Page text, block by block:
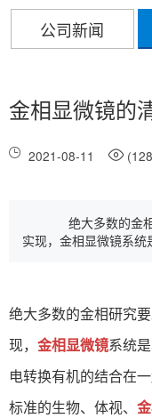
公司新闻
金相显微镜的
2021-08-11
绝大多数的金相
实现，金相显微镜系统
绝大多数的金相研究
现， 金相显微镜系统
电转换有机的结合在
标准的生物、体视、